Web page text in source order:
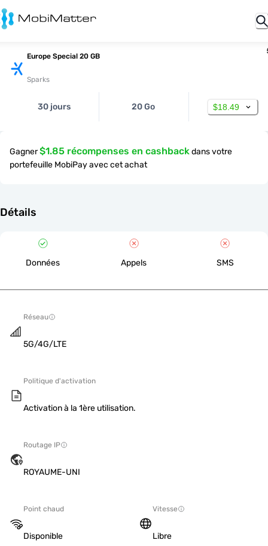
Europe Special 20 GB
Sparks
30 jours 20 Go $18.49
Gagner$1.85 récompenses en cashbackdans votre
portefeuille MobiPay avec cet achat
Détails
Données Appels SMS
Réseau
5G/4G/LTE
Politique d'activation
Activation à la 1ère utilisation.
Routage IP
ROYAUME-UNI
Point chaud
Disponible
Vitesse
Libre